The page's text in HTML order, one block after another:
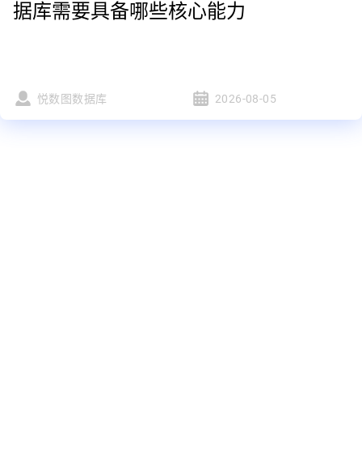
据库需要具备哪些核心能力
悦数图数据库 2026-08-05